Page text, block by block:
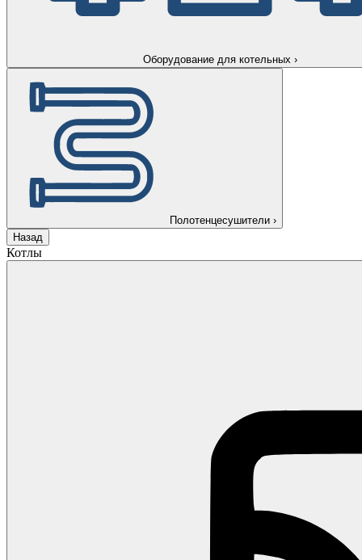
Оборудование для котельных ›
Полотенцесушители ›
Назад
Котлы